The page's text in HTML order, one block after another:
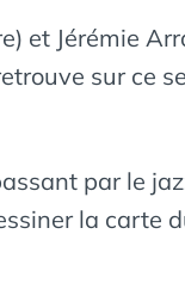
et Jérémie
sur ce
par le
la carte